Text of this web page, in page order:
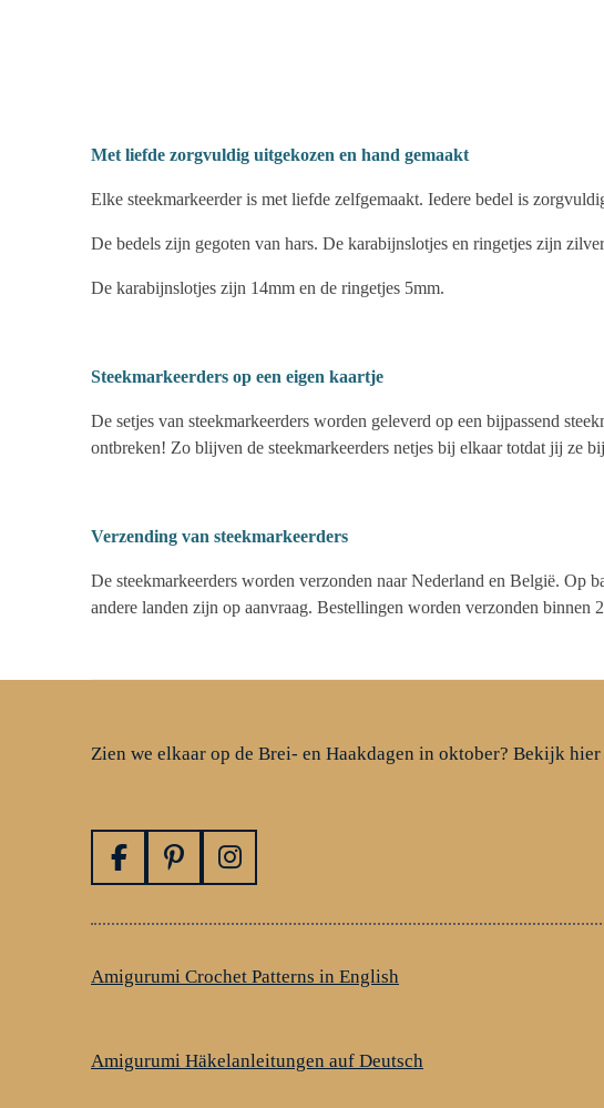
Met liefde zorgvuldig uitgekozen en hand gemaakt
Elke steekmarkeerder is met liefde zelfgemaakt. Iedere bedel is
De bedels zijn gegoten van hars. De karabijnslotjes en ringetjes zijn
De karabijnslotjes zijn 14mm en de ringetjes 5mm.
Steekmarkeerders op een eigen kaartje
De setjes van steekmarkeerders worden geleverd op een bijpassend
ontbreken! Zo blijven de steekmarkeerders netjes bij elkaar totdat jij ze
Verzending van steekmarkeerders
De steekmarkeerders worden verzonden naar Nederland en België. Op
andere landen zijn op aanvraag. Bestellingen worden verzonden binnen
Zien we elkaar op de Brei- en Haakdagen in oktober? Bekijk
F
c
b
k
P
n
e
s
I
s
a
a
Amigurumi Crochet Patterns in English
Amigurumi Häkelanleitungen auf Deutsch